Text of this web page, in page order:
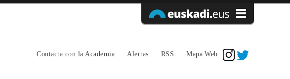
Contacta con la Academia Alertas RSS Mapa Web